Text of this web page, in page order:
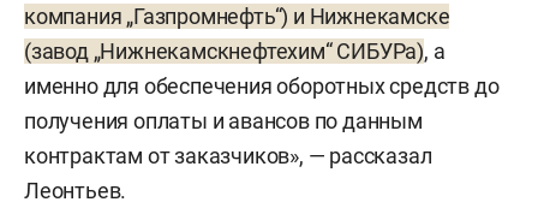
компания „Газпромнефть“) и Нижнекамске
(завод „Нижнекамскнефтехим“ СИБУРа), а
именно для обеспечения оборотных средств до
получения оплаты и авансов по данным
контрактам от заказчиков», — рассказал
Леонтьев.